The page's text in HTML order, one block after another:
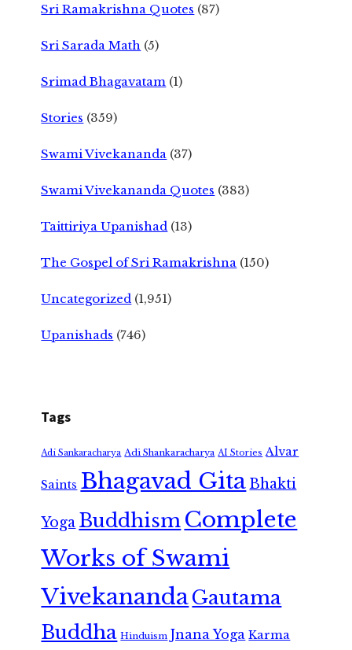
Sri Ramakrishna Quotes (87)
Sri Sarada Math (5)
Srimad Bhagavatam (1)
Stories (359)
Swami Vivekananda (37)
Swami Vivekananda Quotes (383)
Taittiriya Upanishad (13)
The Gospel of Sri Ramakrishna (150)
Uncategorized (1,951)
Upanishads (746)
Tags
Adi Sankaracharya Adi Shankaracharya AI Stories Alvar
Saints Bhagavad GitaBhakti
Yoga Buddhism Complete
Works of Swami
VivekanandaGautama
Buddha Hinduism Jnana Yoga Karma